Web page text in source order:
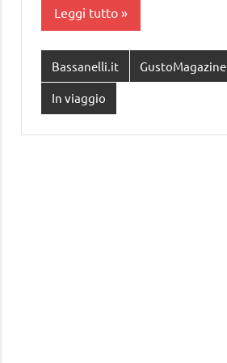
Leggi tutto
Bassanelli.it GustoMagazine
In viaggio